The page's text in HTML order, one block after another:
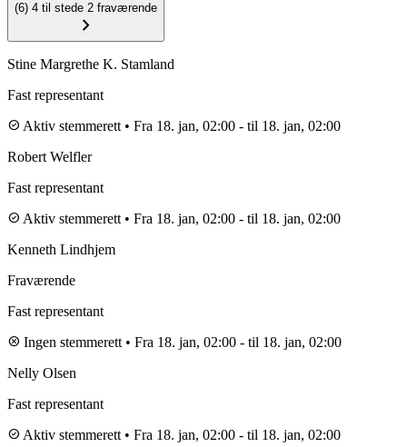
(6) 4 til stede 2 fraværende
chevron_right
Stine Margrethe K. Stamland
Fast representant
check_circle Aktiv stemmerett • Fra 18. jan, 02:00 - til 18. jan, 02:00
Robert Welfler
Fast representant
check_circle Aktiv stemmerett • Fra 18. jan, 02:00 - til 18. jan, 02:00
Kenneth Lindhjem
Fraværende
Fast representant
cancel Ingen stemmerett • Fra 18. jan, 02:00 - til 18. jan, 02:00
Nelly Olsen
Fast representant
check_circle Aktiv stemmerett • Fra 18. jan, 02:00 - til 18. jan, 02:00